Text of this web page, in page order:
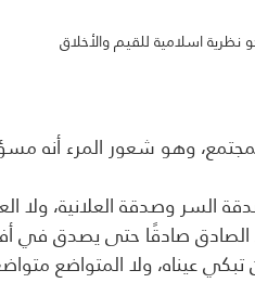
اسلامية للقيم والأخلاق
وهو شعور المرء أنه
السر وصدقة العلانية، ولا
عيناه، ولا المتواضع